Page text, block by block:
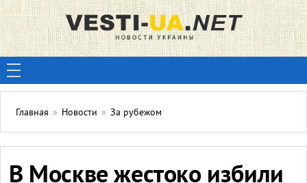
Главная » Новости » За рубежом
В Москве жестоко избили